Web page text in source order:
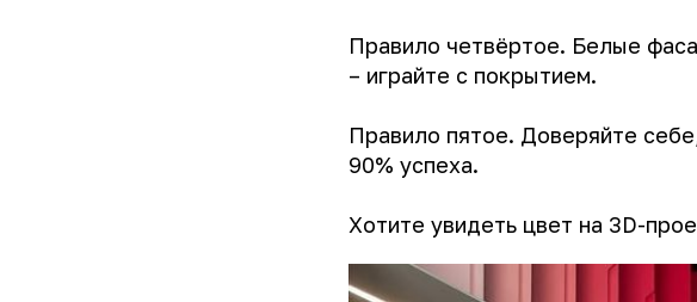
Правило четвёртое. Белые
– играйте с покрытием.
Правило пятое. Доверяйте
90% успеха.
Хотите увидеть цвет на 3D-